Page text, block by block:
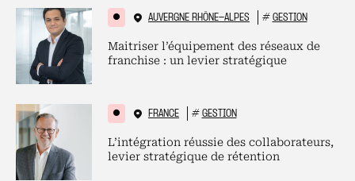
AUVERGNE RHÔNE-ALPES # GESTION
Maitriser l’équipement des réseaux de
franchise : un levier stratégique
FRANCE # GESTION
L’intégration réussie des collaborateurs,
levier stratégique de rétention